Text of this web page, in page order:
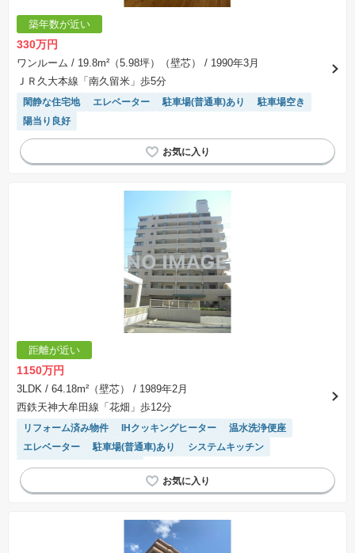
築年数が近い
330万円
ワンルーム / 19.8m²（5.98坪）（壁芯）
/ 1990年3月
ＪＲ久大本線「南久留米」歩5分
閑静な住宅地 エレベーター 駐車場(普通車)あり
駐車場空き
陽当り良好
距離が近い
1150万円
3LDK / 64.18m²（壁芯）
/ 1989年2月
西鉄天神大牟田線「花畑」歩12分
リフォーム済み物件 IHクッキングヒーター
温水洗浄便座
エレベーター
駐車場(普通車)あり
システムキッチン
モニター付きインターホン